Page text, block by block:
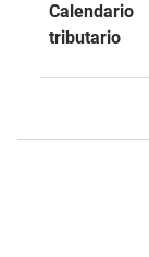
Calendario
tributario